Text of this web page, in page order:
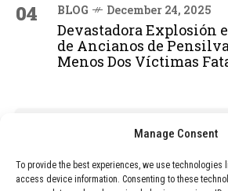
Manage Consent
To provide the best experiences, we use
access device information. Consenting to these
04 BLOG December 24, 2025
Devastadora Explosión
de Ancianos de
Menos Dos Víctimas